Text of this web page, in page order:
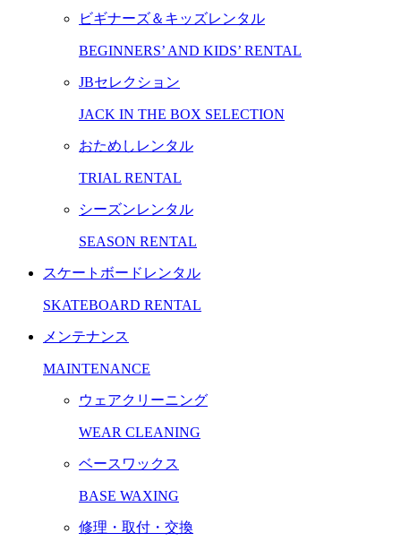
ビギナーズ＆キッズレンタル
BEGINNERS’ AND KIDS’ RENTAL
JBセレクション
JACK IN THE BOX SELECTION
おためしレンタル
TRIAL RENTAL
シーズンレンタル
SEASON RENTAL
スケートボードレンタル
SKATEBOARD RENTAL
メンテナンス
MAINTENANCE
ウェアクリーニング
WEAR CLEANING
ベースワックス
BASE WAXING
修理・取付・交換